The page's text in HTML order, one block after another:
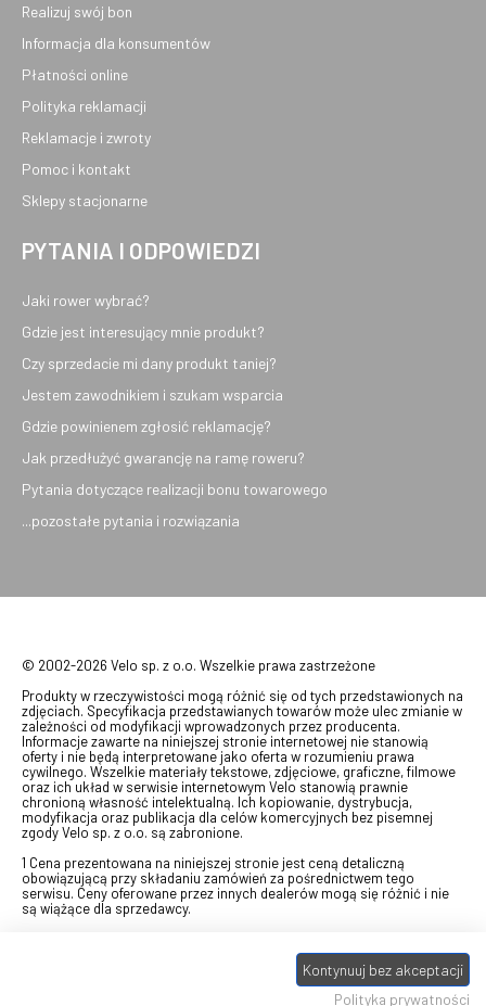
Realizuj swój bon
Informacja dla konsumentów
Płatności online
Polityka reklamacji
Reklamacje i zwroty
Pomoc i kontakt
Sklepy stacjonarne
PYTANIA I ODPOWIEDZI
Jaki rower wybrać?
Gdzie jest interesujący mnie produkt?
Czy sprzedacie mi dany produkt taniej?
Jestem zawodnikiem i szukam wsparcia
Gdzie powinienem zgłosić reklamację?
Jak przedłużyć gwarancję na ramę roweru?
Pytania dotyczące realizacji bonu towarowego
...pozostałe pytania i rozwiązania
© 2002-2026 Velo sp. z o.o. Wszelkie prawa zastrzeżone
Produkty w rzeczywistości mogą różnić się od tych przedstawionych na
zdjęciach. Specyfikacja przedstawianych towarów może ulec zmianie w
zależności od modyfikacji wprowadzonych przez producenta.
Informacje zawarte na niniejszej stronie internetowej nie stanowią
oferty i nie będą interpretowane jako oferta w rozumieniu prawa
cywilnego. Wszelkie materiały tekstowe, zdjęciowe, graficzne, filmowe
oraz ich układ w serwisie internetowym Velo stanowią prawnie
chronioną własność intelektualną. Ich kopiowanie, dystrybucja,
modyfikacja oraz publikacja dla celów komercyjnych bez pisemnej
zgody Velo sp. z o.o. są zabronione.
1 Cena prezentowana na niniejszej stronie jest ceną detaliczną
obowiązującą przy składaniu zamówień za pośrednictwem tego
serwisu. Ceny oferowane przez innych dealerów mogą się różnić i nie
są wiążące dla sprzedawcy.
swój bon" na towary z oferty VELO, aktualnie dostępnej na stronie
, w ramach sprzedaży premiowej. Dowiedz się jak
stronie promocji. Prezentowana wartość
eBonu uwzględnia fakt wyrażenia - w procesie rejestracji w Panelu
Kontynuuj bez akceptacji
Polityka prywatności